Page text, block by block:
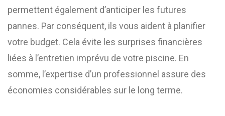
permettent également d’anticiper les futures
pannes. Par conséquent, ils vous aident à planifier
votre budget. Cela évite les surprises financières
liées à l’entretien imprévu de votre piscine. En
somme, l’expertise d’un professionnel assure des
économies considérables sur le long terme.